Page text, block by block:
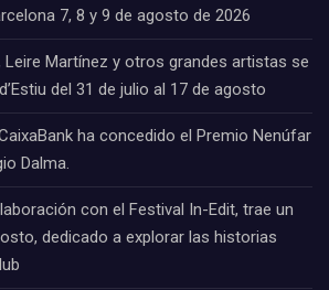
7, 8 y 9 de agosto de 2026
Leire Martínez y otros grandes artistas se
del 31 de julio al 17 de agosto
ha concedido el Premio Nenúfar
Dalma.
con el Festival In-Edit, trae un
dedicado a explorar las historias